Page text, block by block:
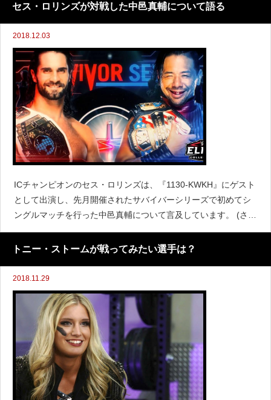
セス・ロリンズが対戦した中邑真輔について語る
2018.12.03
ICチャンピオンのセス・ロリンズは、『1130-KWKH』にゲスト
として出演し、先月開催されたサバイバーシリーズで初めてシ
ングルマッチを行った中邑真輔について言及しています。 (さら
に&hellip;)
トニー・ストームが戦ってみたい選手は？
2018.11.29